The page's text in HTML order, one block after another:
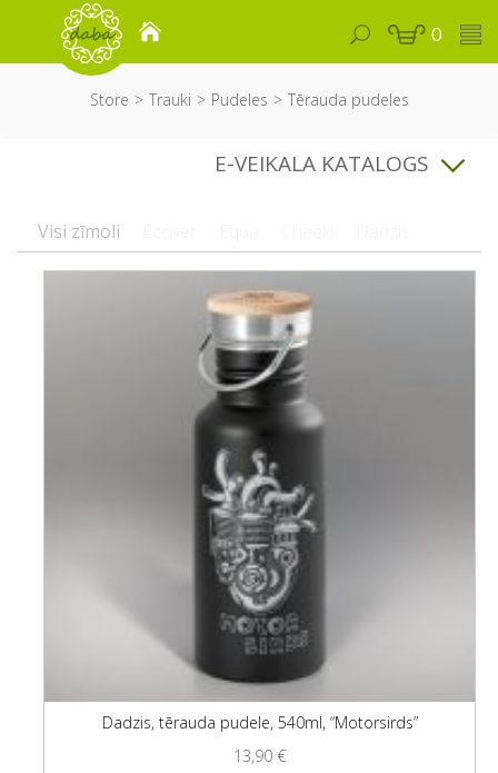
0
Store Trauki Pudeles Tērauda pudeles
E-VEIKALA KATALOGS
Visi zīmoli
Dadzis, tērauda pudele, 540ml, “Motorsirds”
13,90 €